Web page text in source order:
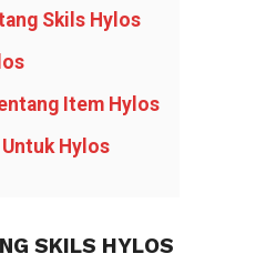
Skils Hylos
Item Hylos
Hylos
SKILS HYLOS